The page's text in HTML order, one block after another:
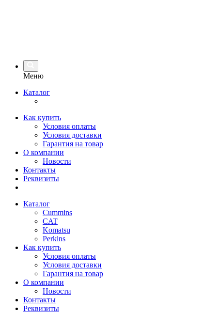
Меню
Каталог
Как купить
Условия оплаты
Условия доставки
Гарантия на товар
О компании
Новости
Контакты
Реквизиты
Каталог
Cummins
CAT
Komatsu
Perkins
Как купить
Условия оплаты
Условия доставки
Гарантия на товар
О компании
Новости
Контакты
Реквизиты